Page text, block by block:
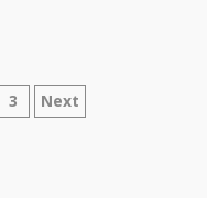
3 Next